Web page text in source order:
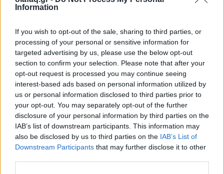
Information
If you wish to opt-out of the sale, sharing to third parties, or
processing of your personal or sensitive information for
targeted advertising by us, please use the below opt-out
section to confirm your selection. Please note that after your
opt-out request is processed you may continue seeing
interest-based ads based on personal information utilized by
us or personal information disclosed to third parties prior to
your opt-out. You may separately opt-out of the further
disclosure of your personal information by third parties on the
IAB’s list of downstream participants. This information may
also be disclosed by us to third parties on the IAB’s List of
Downstream Participants that may further disclose it to other
ξαναζήσουμε το πιο παράλογο ευρωπαϊκό ραντεβού με τον
"εξοικονομήσουμε ενέργεια".